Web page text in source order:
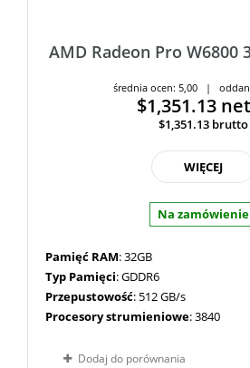
AMD Radeon Pro W6800
średnia ocen: 5,00 |
$1,351.13
$1,351.13 brutto
WIĘCEJ
Na zamówienie
Pamięć RAM: 32GB
Typ Pamięci: GDDR6
Przepustowość: 512 GB/s
Procesory strumieniowe: 3840
Dodaj do porównania